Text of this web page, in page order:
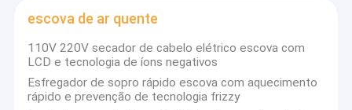
escova de ar quente
110V 220V secador de cabelo elétrico escova com
LCD e tecnologia de íons negativos
Esfregador de sopro rápido escova com aquecimento
rápido e prevenção de tecnologia frizzy